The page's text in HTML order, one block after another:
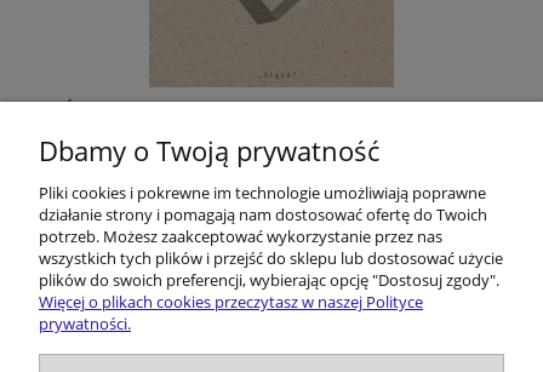
Śląskie filmoznawstwo. Z dziejów pewnej
humanistycznej przygody
40,00 zł
do koszyka
Pomoc
Dbamy o Twoją prywatność
Pliki cookies i pokrewne im technologie umożliwiają poprawne
działanie strony i pomagają nam dostosować ofertę do Twoich
potrzeb. Możesz zaakceptować wykorzystanie przez nas
wszystkich tych plików i przejść do sklepu lub dostosować użycie
plików do swoich preferencji, wybierając opcję "Dostosuj zgody".
Więcej o plikach cookies przeczytasz w naszej Polityce
prywatności.